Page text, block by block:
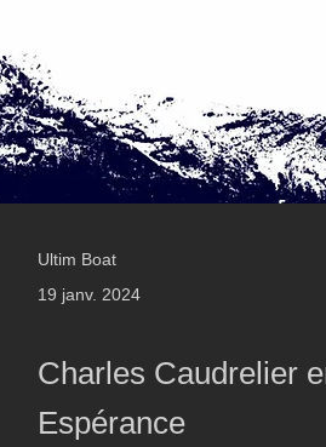
Ultim Boat
19 janv. 2024
Charles Caudrelier
Espérance